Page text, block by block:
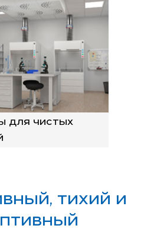
для чистых
тихий и